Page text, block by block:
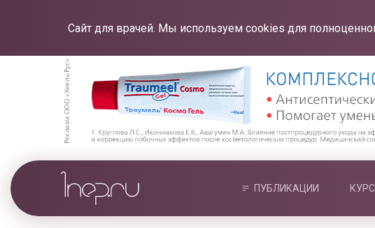
Сайт для врачей. Мы используем cookies для
ПУБЛИКАЦИИ